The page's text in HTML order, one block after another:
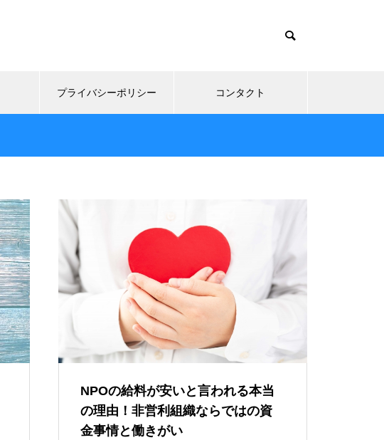
プライバシーポリシー コンタクト
NPOの給料が安いと言われる本当
の理由！非営利組織ならではの資
金事情と働きがい